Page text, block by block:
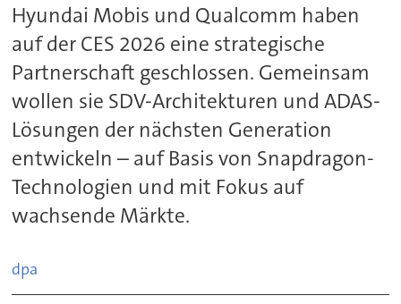
Hyundai Mobis und Qualcomm haben
auf der CES 2026 eine strategische
Partnerschaft geschlossen. Gemeinsam
wollen sie SDV-Architekturen und ADAS-
Lösungen der nächsten Generation
entwickeln – auf Basis von Snapdragon-
Technologien und mit Fokus auf
wachsende Märkte.
dpa